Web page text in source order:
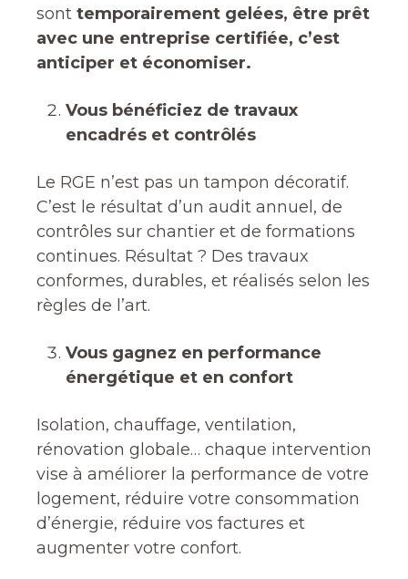
sont temporairement gelées, être prêt
avec une entreprise certifiée, c’est
anticiper et économiser.
Vous bénéficiez de travaux
encadrés et contrôlés
Le RGE n’est pas un tampon décoratif.
C’est le résultat d’un audit annuel, de
contrôles sur chantier et de formations
continues. Résultat ? Des travaux
conformes, durables, et réalisés selon les
règles de l’art.
Vous gagnez en performance
énergétique et en confort
Isolation, chauffage, ventilation,
rénovation globale… chaque intervention
vise à améliorer la performance de votre
logement, réduire votre consommation
d’énergie, réduire vos factures et
augmenter votre confort.